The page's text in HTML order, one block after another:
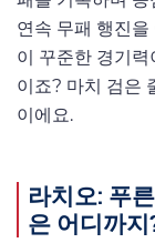
연속 무패 행진
이 꾸준한 경기
이죠? 마치 검은
이에요.
라치오: 푸
은 어디까지